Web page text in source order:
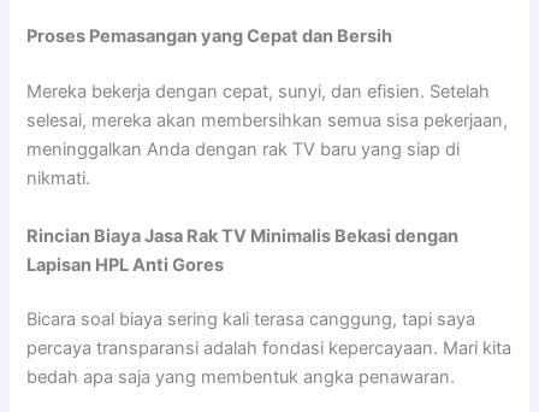
Proses Pemasangan yang Cepat dan Bersih
Mereka bekerja dengan cepat, sunyi, dan efisien. Setelah
selesai, mereka akan membersihkan semua sisa pekerjaan,
meninggalkan Anda dengan rak TV baru yang siap di
nikmati.
Rincian Biaya Jasa Rak TV Minimalis Bekasi dengan
Lapisan HPL Anti Gores
Bicara soal biaya sering kali terasa canggung, tapi saya
percaya transparansi adalah fondasi kepercayaan. Mari kita
bedah apa saja yang membentuk angka penawaran.